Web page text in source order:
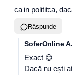
ca in polititca,
Răspunde
SoferOnline A.
Exact 😊
Dacă nu ești